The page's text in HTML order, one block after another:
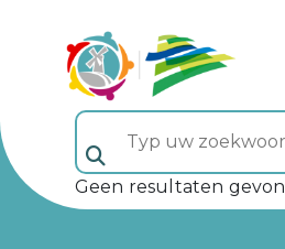
Typ uw zoekwoord
Geen resultaten